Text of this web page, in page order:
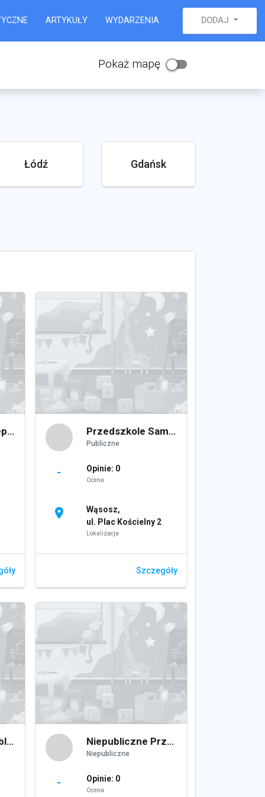
ARTYKUŁY WYDARZENIA DODAJ
Pokaż mapę
Łódź Gdańsk
Przedszkole Niepubliczne PUCHATKOWO S.C.Teresa Janczyn, Lucyna Wyszyńska Przedszkole Samorządowe
Publiczne
- Opinie: 0
Ocena
location_on
Wąsosz,
ul. Plac Kościelny 2
Lokalizacja
Szczegóły
Przedszkole Publiczne Nr 8 Niepubliczne Przedszkole Mój Mały Świat
Niepubliczne
- Opinie: 0
Ocena